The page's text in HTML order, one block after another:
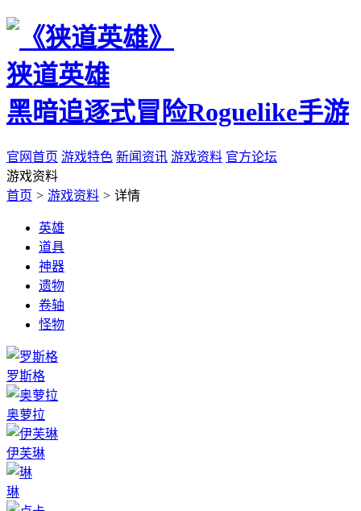
狭道英雄
黑暗追逐式冒险Roguelike手游
官网首页 游戏特色 新闻资讯 游戏资料 官方论坛
游戏资料
首页 > 游戏资料 > 详情
英雄
道具
神器
遗物
卷轴
怪物
罗斯格
奥萝拉
伊芙琳
琳